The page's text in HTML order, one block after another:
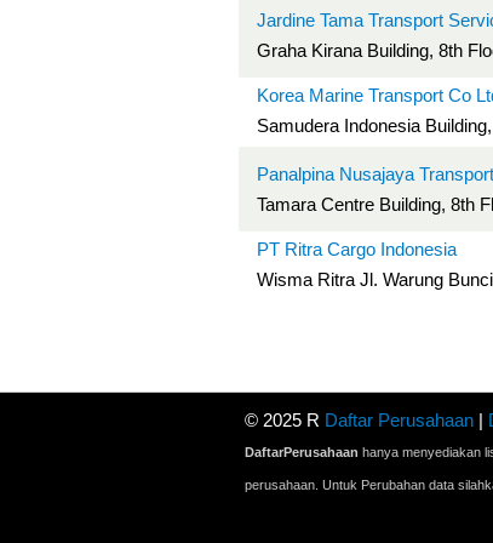
Jardine Tama Transport
Graha Kirana Building, 8th
Korea Marine Transport Co
Samudera Indonesia
Panalpina Nusajaya
Tamara Centre Building, 8th
PT Ritra Cargo Indonesia
Wisma Ritra Jl. Warung
© 2025 R Daftar Perusahaan |
DaftarPerusahaan hanya menyediakan
perusahaan. Untuk Perubahan data